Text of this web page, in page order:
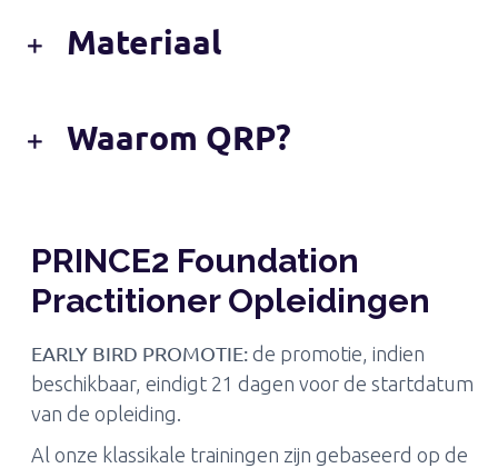
Materiaal
Waarom QRP?
PRINCE2 Foundation
Practitioner Opleidingen
EARLY BIRD PROMOTIE: de promotie, indien
beschikbaar, eindigt 21 dagen voor de startdatum
van de opleiding.
Al onze klassikale trainingen zijn gebaseerd op de